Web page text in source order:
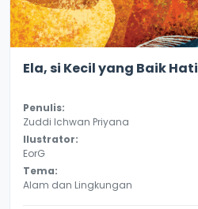
Ela, si Kecil yang Baik Hati
Penulis:
Zuddi Ichwan Priyana
Ilustrator:
EorG
Tema:
Alam dan Lingkungan